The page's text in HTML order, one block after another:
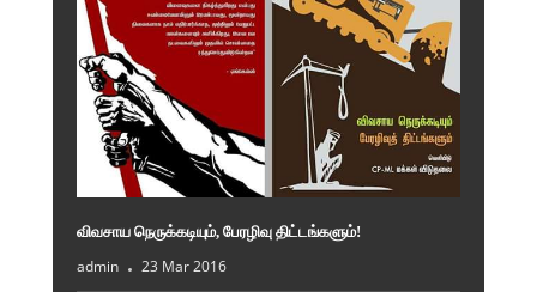
விவசாய நெருக்கடியும், பேரழிவு திட்டங்களும்!
admin 23 Mar 2016